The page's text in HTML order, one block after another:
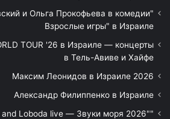
и Ольга Прокофьева в комедии
Взрослые игры" в Израиле
TOUR '26 в Израиле — концерты
в Тель-Авиве и Хайфе
Максим Леонидов в Израиле 2026
Александр Филиппенко в Израиле
and Loboda live — Звуки моря 2026"